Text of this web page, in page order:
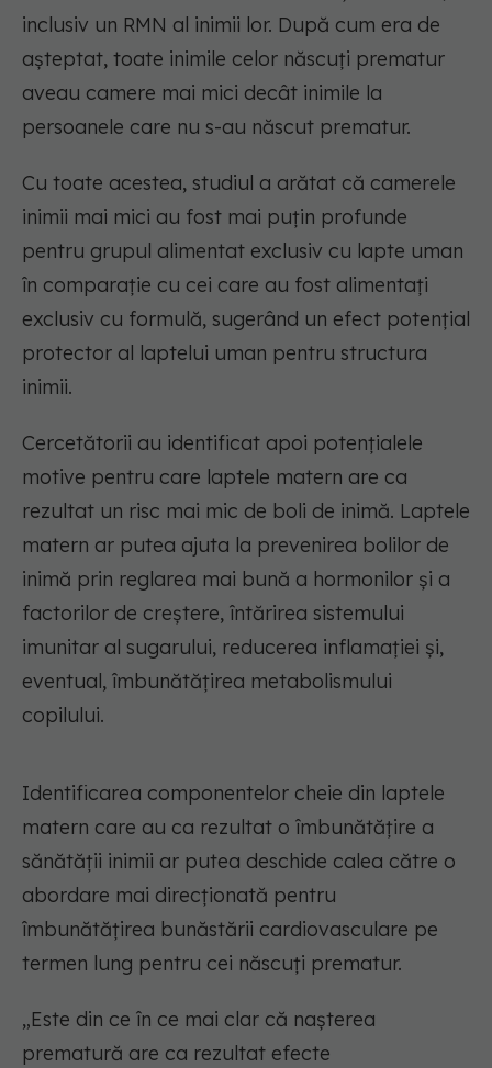
inclusiv un RMN al inimii lor. După cum era de
așteptat, toate inimile celor născuți prematur
aveau camere mai mici decât inimile la
persoanele care nu s-au născut prematur.
Cu toate acestea, studiul a arătat că camerele
inimii mai mici au fost mai puțin profunde
pentru grupul alimentat exclusiv cu lapte uman
în comparație cu cei care au fost alimentați
exclusiv cu formulă, sugerând un efect potențial
protector al laptelui uman pentru structura
inimii.
Cercetătorii au identificat apoi potențialele
motive pentru care laptele matern are ca
rezultat un risc mai mic de boli de inimă. Laptele
matern ar putea ajuta la prevenirea bolilor de
inimă prin reglarea mai bună a hormonilor și a
factorilor de creștere, întărirea sistemului
imunitar al sugarului, reducerea inflamației și,
eventual, îmbunătățirea metabolismului
copilului.
Identificarea componentelor cheie din laptele
matern care au ca rezultat o îmbunătățire a
sănătății inimii ar putea deschide calea către o
abordare mai direcționată pentru
îmbunătățirea bunăstării cardiovasculare pe
termen lung pentru cei născuți prematur.
„Este din ce în ce mai clar că nașterea
prematură are ca rezultat efecte